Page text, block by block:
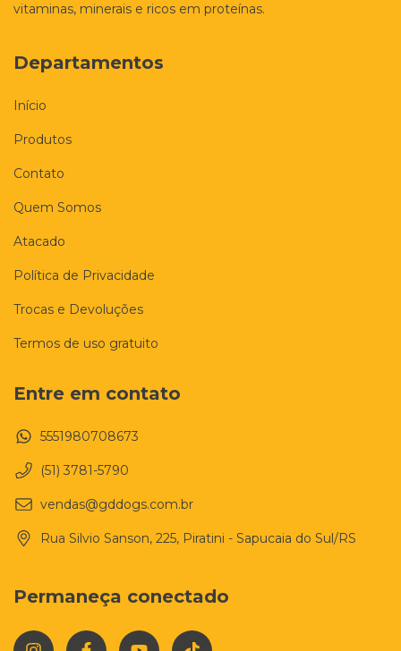
vitaminas, minerais e ricos em proteínas.
Departamentos
Início
Produtos
Contato
Quem Somos
Atacado
Política de Privacidade
Trocas e Devoluções
Termos de uso gratuito
Entre em contato
5551980708673
(51) 3781-5790
vendas@gddogs.com.br
Rua Silvio Sanson, 225, Piratini - Sapucaia do Sul/RS
Permaneça conectado